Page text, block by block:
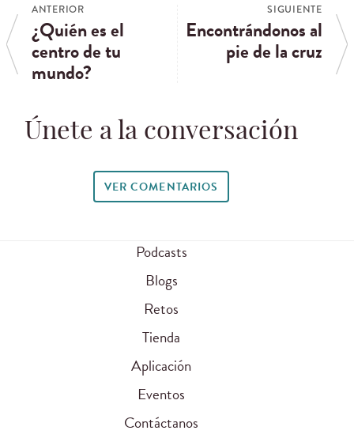
ANTERIOR
¿Quién es el
centro de tu
mundo?
SIGUIENTE
Encontrándonos al
pie de la cruz
Únete a la conversación
VER COMENTARIOS
Podcasts
Blogs
Retos
Tienda
Aplicación
Eventos
Contáctanos